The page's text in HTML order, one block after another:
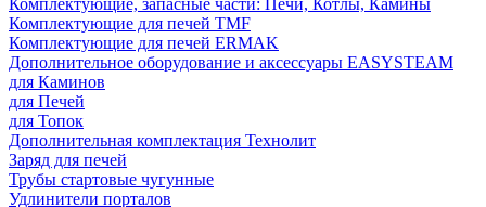
Комплектующие, запасные части: Печи, Котлы, Камины
Комплектующие для печей TMF
Комплектующие для печей ERMAK
Дополнительное оборудование и аксессуары EASYSTEAM
для Каминов
для Печей
для Топок
Дополнительная комплектация Технолит
Заряд для печей
Трубы стартовые чугунные
Удлинители порталов